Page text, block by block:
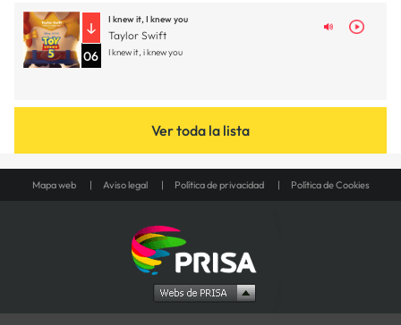
06
I knew it, I knew you
Taylor Swift
I knew it, i knew you
Ver toda la lista
Mapa web Aviso legal Política de privacidad Política de Cookies